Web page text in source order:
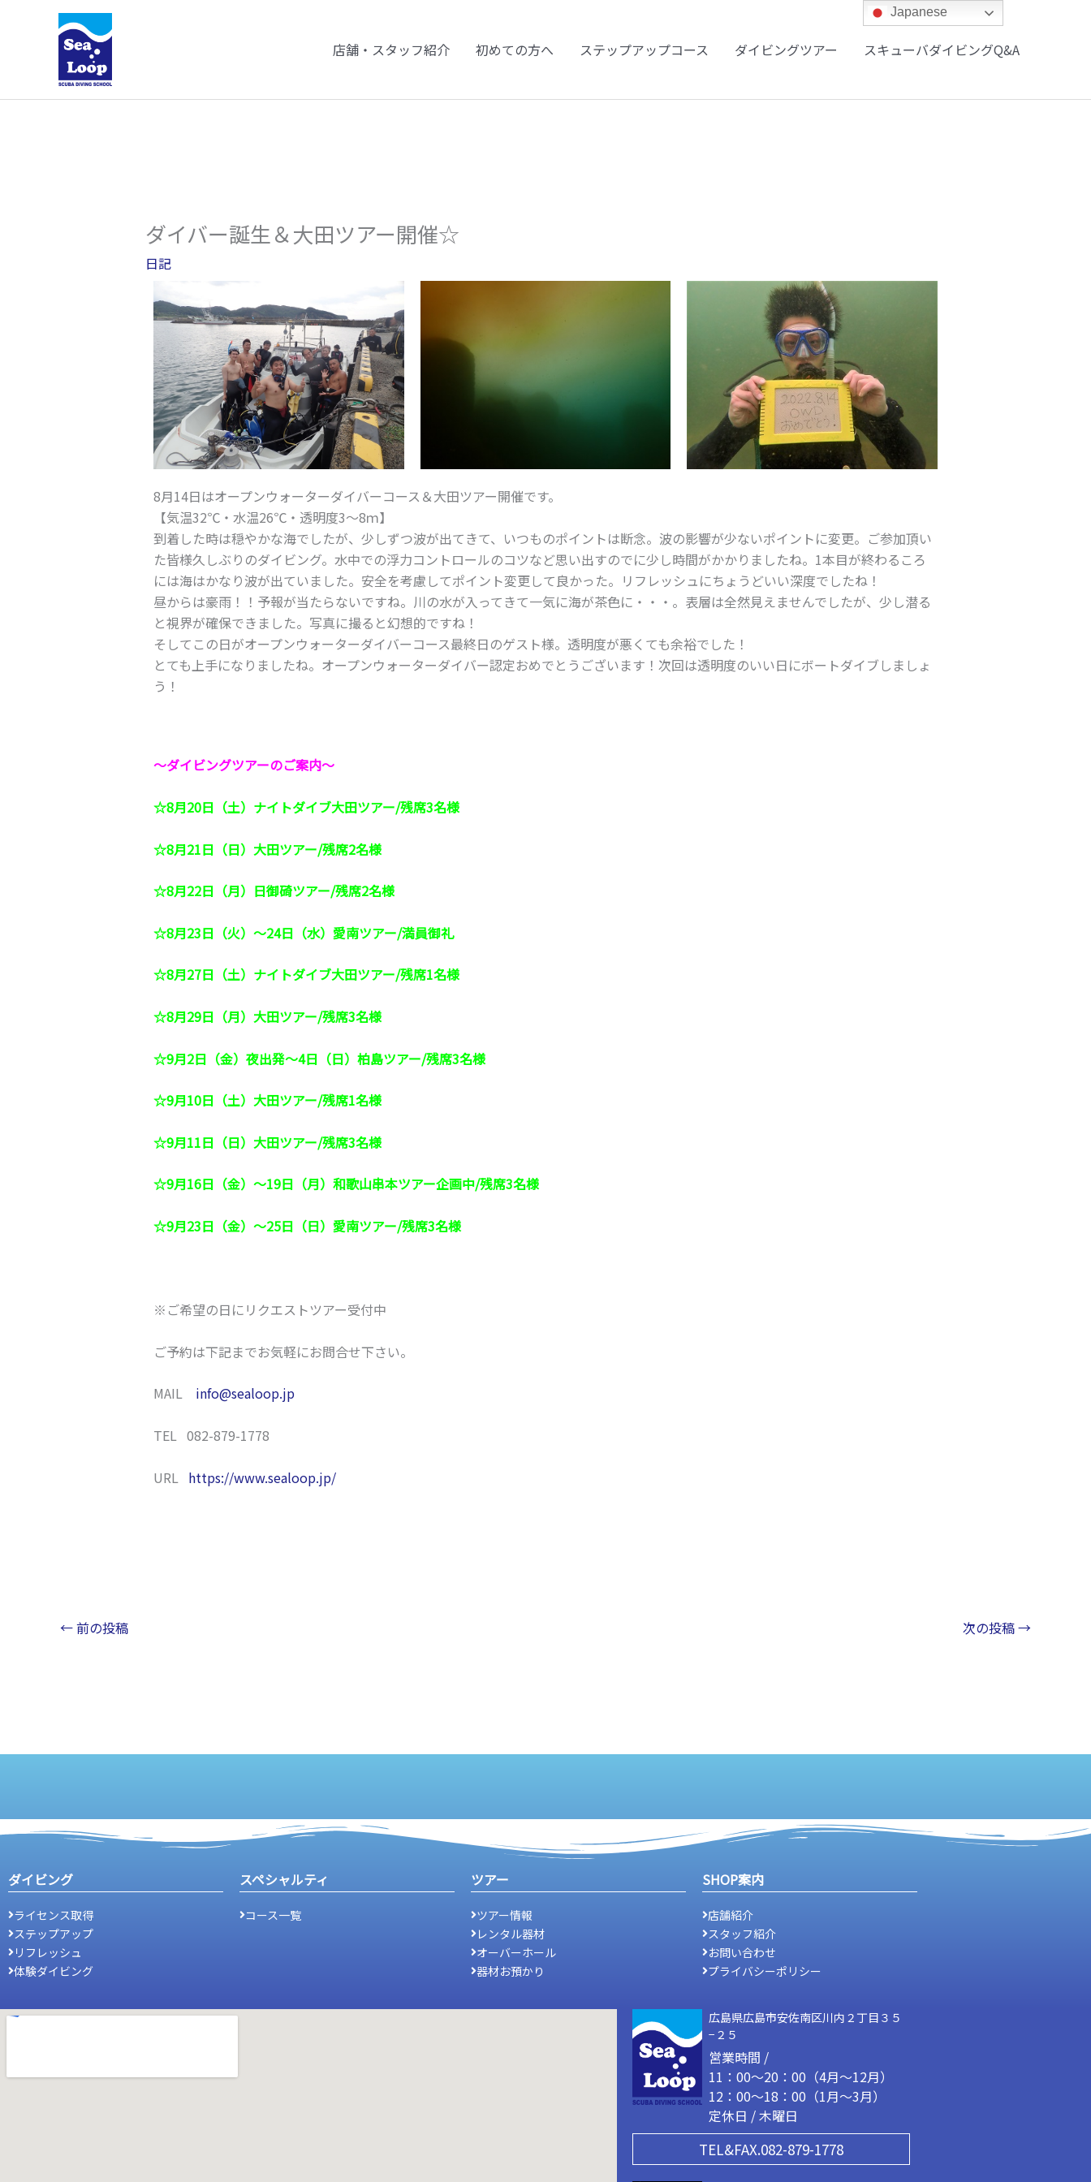
キ
店舗・スタッフ紹介 初めての方へ ステップアップコース ダイビングツアー スキューバダイビングQ&A
ダイバー誕生＆大田ツアー開催☆
日記
8月14日はオープンウォーターダイバーコース＆大田ツアー開催です。
【気温32℃・水温26℃・透明度3～8ｍ】
到着した時は穏やかな海でしたが、少しずつ波が出てきて、いつものポイントは断念。波の影響が少ないポイントに変更。ご参加頂い
た皆様久しぶりのダイビング。水中での浮力コントロールのコツなど思い出すのでに少し時間がかかりましたね。1本目が終わるころ
には海はかなり波が出ていました。安全を考慮してポイント変更して良かった。リフレッシュにちょうどいい深度でしたね！
昼からは豪雨！！予報が当たらないですね。川の水が入ってきて一気に海が茶色に・・・。表層は全然見えませんでしたが、少し潜る
と視界が確保できました。写真に撮ると幻想的ですね！
そしてこの日がオープンウォーターダイバーコース最終日のゲスト様。透明度が悪くても余裕でした！
とても上手になりましたね。オープンウォーターダイバー認定おめでとうございます！次回は透明度のいい日にボートダイブしましょ
う！
～ダイビングツアーのご案内～
☆8月20日（土）ナイトダイブ大田ツアー/残席3名様
☆8月21日（日）大田ツアー/残席2名様
☆8月22日（月）日御碕ツアー/残席2名様
☆8月23日（火）～24日（水）愛南ツアー/満員御礼
☆8月27日（土）ナイトダイブ大田ツアー/残席1名様
☆8月29日（月）大田ツアー/残席3名様
☆9月2日（金）夜出発～4日（日）柏島ツアー/残席3名様
☆9月10日（土）大田ツアー/残席1名様
☆9月11日（日）大田ツアー/残席3名様
☆9月16日（金）～19日（月）和歌山串本ツアー企画中/残席3名様
☆9月23日（金）～25日（日）愛南ツアー/残席3名様
※ご希望の日にリクエストツアー受付中
ご予約は下記までお気軽にお問合せ下さい。
MAIL info@sealoop.jp
TEL 082-879-1778
URL https://www.sealoop.jp/
←前の投稿 次の投稿→
ダイビング
ライセンス取得
ステップアップ
リフレッシュ
体験ダイビング
スペシャルティ
コース一覧
ツアー
ツアー情報
レンタル器材
オーバーホール
器材お預かり
SHOP案内
店舗紹介
スタッフ紹介
お問い合わせ
プライバシーポリシー
広島県広島市安佐南区川内２丁目３５
−２５
営業時間 /
11：00～20：00（4月～12月）
12：00～18：00（1月～3月）
定休日 / 木曜日
TEL&FAX.082-879-1778
Japanese